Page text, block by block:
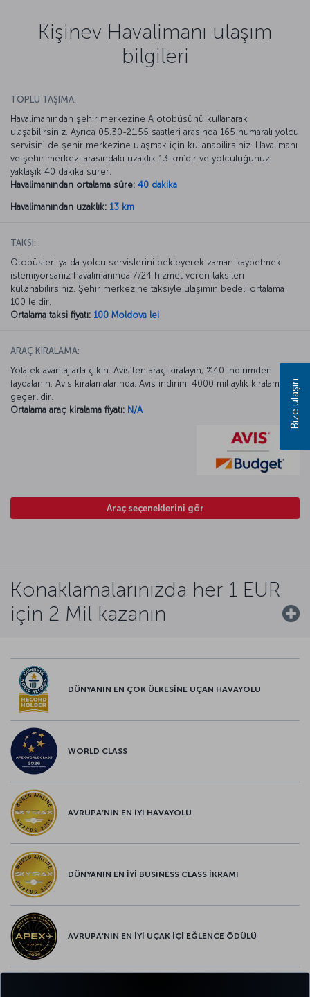
Kişinev Havalimanı ulaşım
bilgileri
TOPLU TAŞIMA:
Havalimanından şehir merkezine A otobüsünü kullanarak
ulaşabilirsiniz. Ayrıca 05.30-21.55 saatleri arasında 165 numaralı yolcu
servisini de şehir merkezine ulaşmak için kullanabilirsiniz. Havalimanı
ve şehir merkezi arasındaki uzaklık 13 km’dir ve yolculuğunuz
yaklaşık 40 dakika sürer.
Havalimanından ortalama süre: 40 dakika
Havalimanından uzaklık: 13 km
TAKSİ:
Otobüsleri ya da yolcu servislerini bekleyerek zaman kaybetmek
istemiyorsanız havalimanında 7/24 hizmet veren taksileri
kullanabilirsiniz. Şehir merkezine taksiyle ulaşımın bedeli ortalama
100 leidir.
Ortalama taksi fiyatı: 100 Moldova lei
ARAÇ KİRALAMA:
Yola ek avantajlarla çıkın. Avis’ten araç kiralayın, %40 indirimden
faydalanın. Avis kiralamalarında. Avis indirimi 4000 mil aylık kiralamada
geçerlidir.
Ortalama araç kiralama fiyatı: N/A
Araç seçeneklerini gör
Konaklamalarınızda her 1 EUR
için 2 Mil kazanın
DÜNYANIN EN ÇOK ÜLKESİNE UÇAN HAVAYOLU
WORLD CLASS
AVRUPA’NIN EN İYİ HAVAYOLU
DÜNYANIN EN İYİ BUSINESS CLASS İKRAMI
AVRUPA’NIN EN İYİ UÇAK İÇİ EĞLENCE ÖDÜLÜ
Bize ulaşın